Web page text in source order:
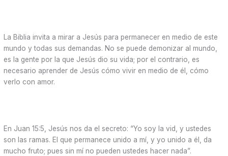
La Biblia invita a mirar a Jesús para permanecer en medio de este
mundo y todas sus demandas. No se puede demonizar al mundo,
es la gente por la que Jesús dio su vida; por el contrario, es
necesario aprender de Jesús cómo vivir en medio de él, cómo
verlo con amor.
En Juan 15:5, Jesús nos da el secreto: “Yo soy la vid, y ustedes
son las ramas. El que permanece unido a mí, y yo unido a él, da
mucho fruto; pues sin mí no pueden ustedes hacer nada”.